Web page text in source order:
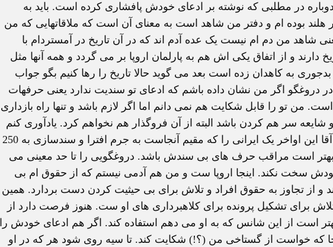
این آقا دوباره در مطلبی که نوشته بر ادعای خودش پافشاری کرده است. باید به
بوده ام و دفتر من شاهد است به معنای آن است که ملاقاتهایی که من
شاهد من دم ام نیست یک عده آدم اند که در آن تاریخ در آمستردام با
دارند و از اتفاق یکی اش هم به پارلمان اروپا بر می گردد و همه آنها مثل
به کاهدان زده است بعد می گوید حالا تاریخ را رها کنیم بگو جواب
اگر من نشان داده باشم که ادعای تو سندیت ندارد یعنی حرفهات
من تو را قابل شکایت هم نمی دانم اما اگر لازم باشد و تنها راه بازداری
سر هم کردن باشد البته از آن فروگذار هم نخواهم کرد. یادآوری کنم
که دادگاهی در آلمان محل اقامت این آقا این اواخر یک ایرانی را که مقیم آنجاست به جرم افترا و سندسازی به 250
است مراقب حرف های بی سندش باشد. دروغگویی را تا حد معینی می
سخت نکند. اینجا اروپا ست و من هم آدمی نیستم که از حقوق ام بی
و از تجاوز به حقوق افراد و تلاش برای بی حیثیت کردن دست بردارد. همین
برای تشکیل پرونده برای کلاهبرداری های او ست. هنوز فرصت دارد از
است از این شانس که به او می دهم استفاده کند. اگر هم ادعای خودش را
جا که خواست از گستاخی من (؟!) شکایت کند. تا سیه روی شود هر که در او